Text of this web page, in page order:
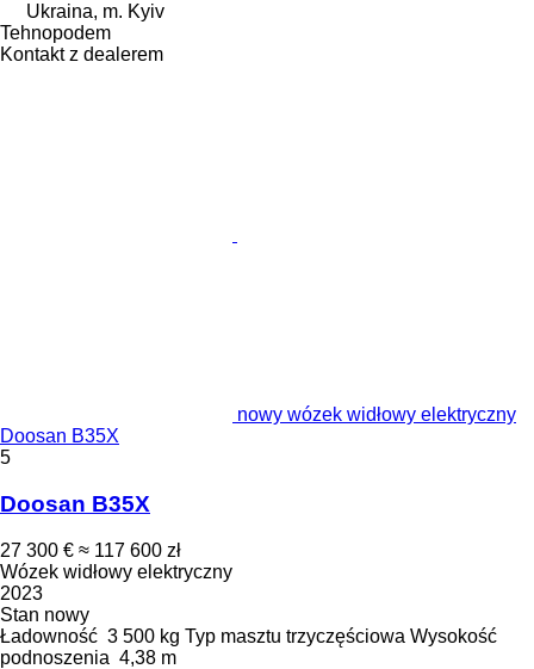
Ukraina, m. Kyiv
Tehnopodem
Kontakt z dealerem
nowy wózek widłowy elektryczny
Doosan B35X
5
Doosan B35X
27 300 € ≈ 117 600 zł
Wózek widłowy elektryczny
2023
Stan nowy
Ładowność 3 500 kg Typ masztu trzyczęściowa Wysokość
podnoszenia 4,38 m